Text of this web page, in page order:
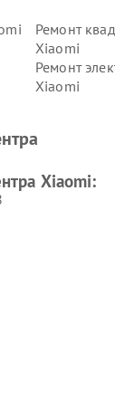
Ремонт
Xiaomi
Ремонт
Xiaomi
Ремонт
Xiaomi: